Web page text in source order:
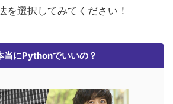
を選択してみてください！
当にPythonでいいの？